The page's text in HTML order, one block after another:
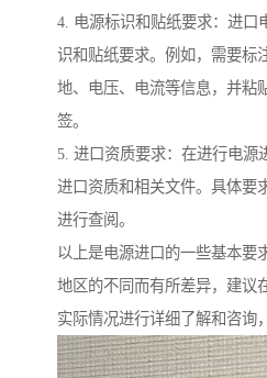
4. 电源标识和贴纸要求：进口
识和贴纸要求。例如，需要标
地、电压、电流等信息，并粘
签。
5. 进口资质要求：在进行电源
进口资质和相关文件。具体要
进行查阅。
以上是电源进口的一些基本要
地区的不同而有所差异，建议
实际情况进行详细了解和咨询